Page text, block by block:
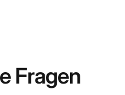
Fragen